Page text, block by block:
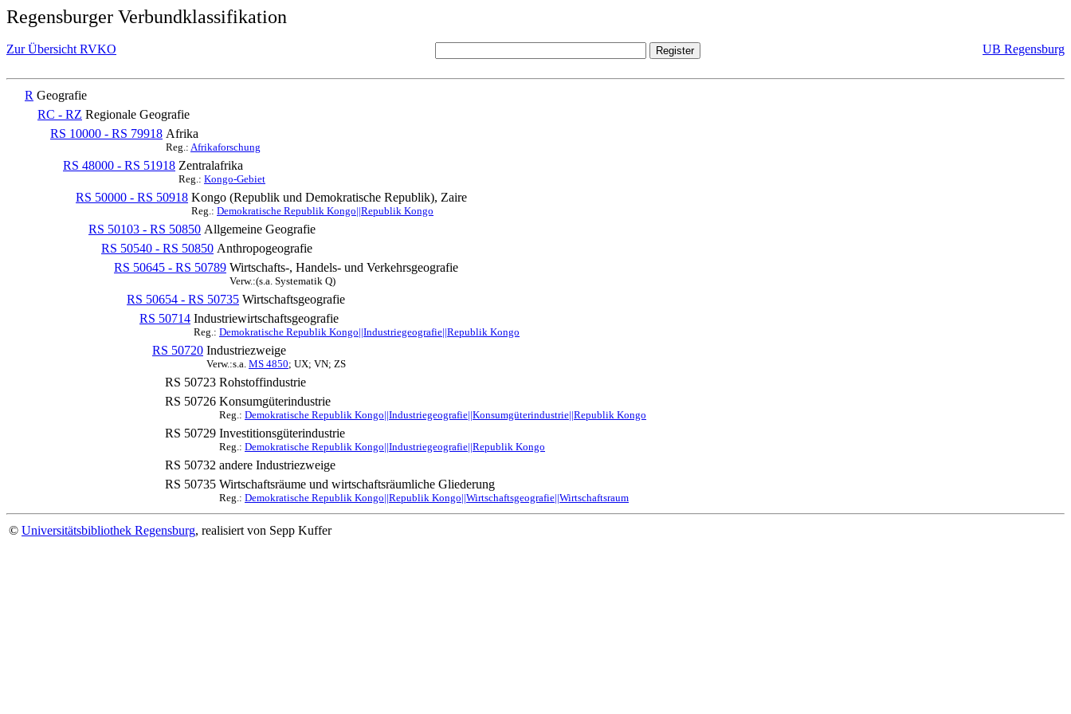
Regensburger Verbundklassifikation
Zur Übersicht RVKO UB Regensburg
R Geografie
RC - RZ Regionale Geografie
RS 10000 - RS 79918 Afrika
Reg.: Afrikaforschung
RS 48000 - RS 51918 Zentralafrika
Reg.: Kongo-Gebiet
RS 50000 - RS 50918 Kongo (Republik und Demokratische Republik), Zaire
Reg.: Demokratische Republik Kongo||Republik Kongo
RS 50103 - RS 50850 Allgemeine Geografie
RS 50540 - RS 50850 Anthropogeografie
RS 50645 - RS 50789 Wirtschafts-, Handels- und Verkehrsgeografie
Verw.:(s.a. Systematik Q)
RS 50654 - RS 50735 Wirtschaftsgeografie
RS 50714 Industriewirtschaftsgeografie
Reg.: Demokratische Republik Kongo||Industriegeografie||Republik Kongo
RS 50720 Industriezweige
Verw.:s.a. MS 4850; UX; VN; ZS
RS 50723 Rohstoffindustrie
RS 50726 Konsumgüterindustrie
Reg.: Demokratische Republik Kongo||Industriegeografie||Konsumgüterindustrie||Republik Kongo
RS 50729 Investitionsgüterindustrie
Reg.: Demokratische Republik Kongo||Industriegeografie||Republik Kongo
RS 50732 andere Industriezweige
RS 50735 Wirtschaftsräume und wirtschaftsräumliche Gliederung
Reg.: Demokratische Republik Kongo||Republik Kongo||Wirtschaftsgeografie||Wirtschaftsraum
© Universitätsbibliothek Regensburg, realisiert von Sepp Kuffer